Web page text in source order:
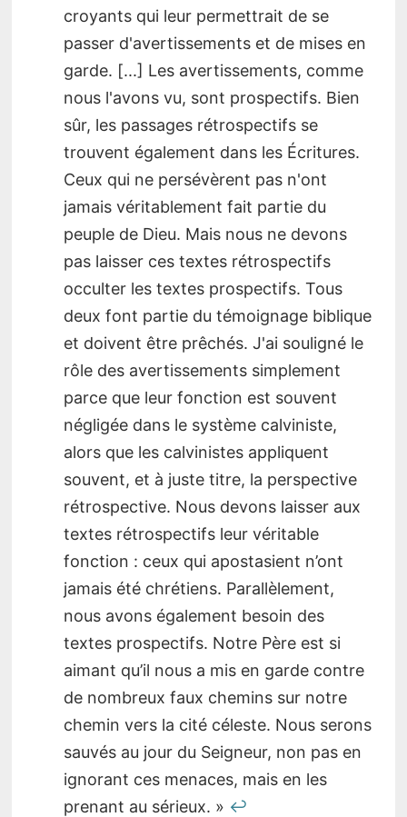
croyants qui leur permettrait de se
passer d'avertissements et de mises en
garde. [...] Les avertissements, comme
nous l'avons vu, sont prospectifs. Bien
sûr, les passages rétrospectifs se
trouvent également dans les Écritures.
Ceux qui ne persévèrent pas n'ont
jamais véritablement fait partie du
peuple de Dieu. Mais nous ne devons
pas laisser ces textes rétrospectifs
occulter les textes prospectifs. Tous
deux font partie du témoignage biblique
et doivent être prêchés. J'ai souligné le
rôle des avertissements simplement
parce que leur fonction est souvent
négligée dans le système calviniste,
alors que les calvinistes appliquent
souvent, et à juste titre, la perspective
rétrospective. Nous devons laisser aux
textes rétrospectifs leur véritable
fonction : ceux qui apostasient n’ont
jamais été chrétiens. Parallèlement,
nous avons également besoin des
textes prospectifs. Notre Père est si
aimant qu’il nous a mis en garde contre
de nombreux faux chemins sur notre
chemin vers la cité céleste. Nous serons
sauvés au jour du Seigneur, non pas en
ignorant ces menaces, mais en les
prenant au sérieux. » ↩︎